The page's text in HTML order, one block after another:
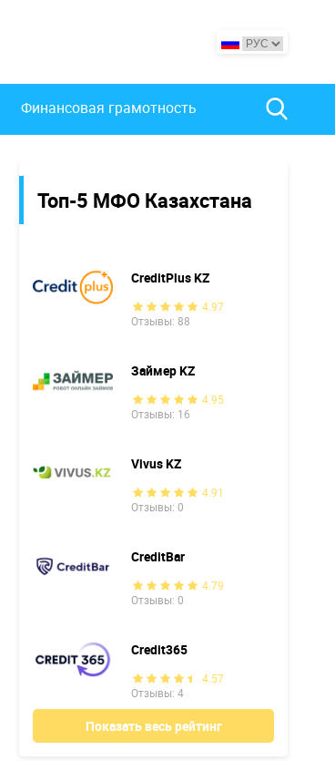
Финансовая грамотность
Топ-5 МФО Казахстана
CreditPlus KZ
4.97
Отзывы: 88
Займер KZ
4.95
Отзывы: 16
Vivus KZ
4.91
Отзывы: 0
CreditBar
4.79
Отзывы: 0
Credit365
4.57
Отзывы: 4
Показать весь рейтинг